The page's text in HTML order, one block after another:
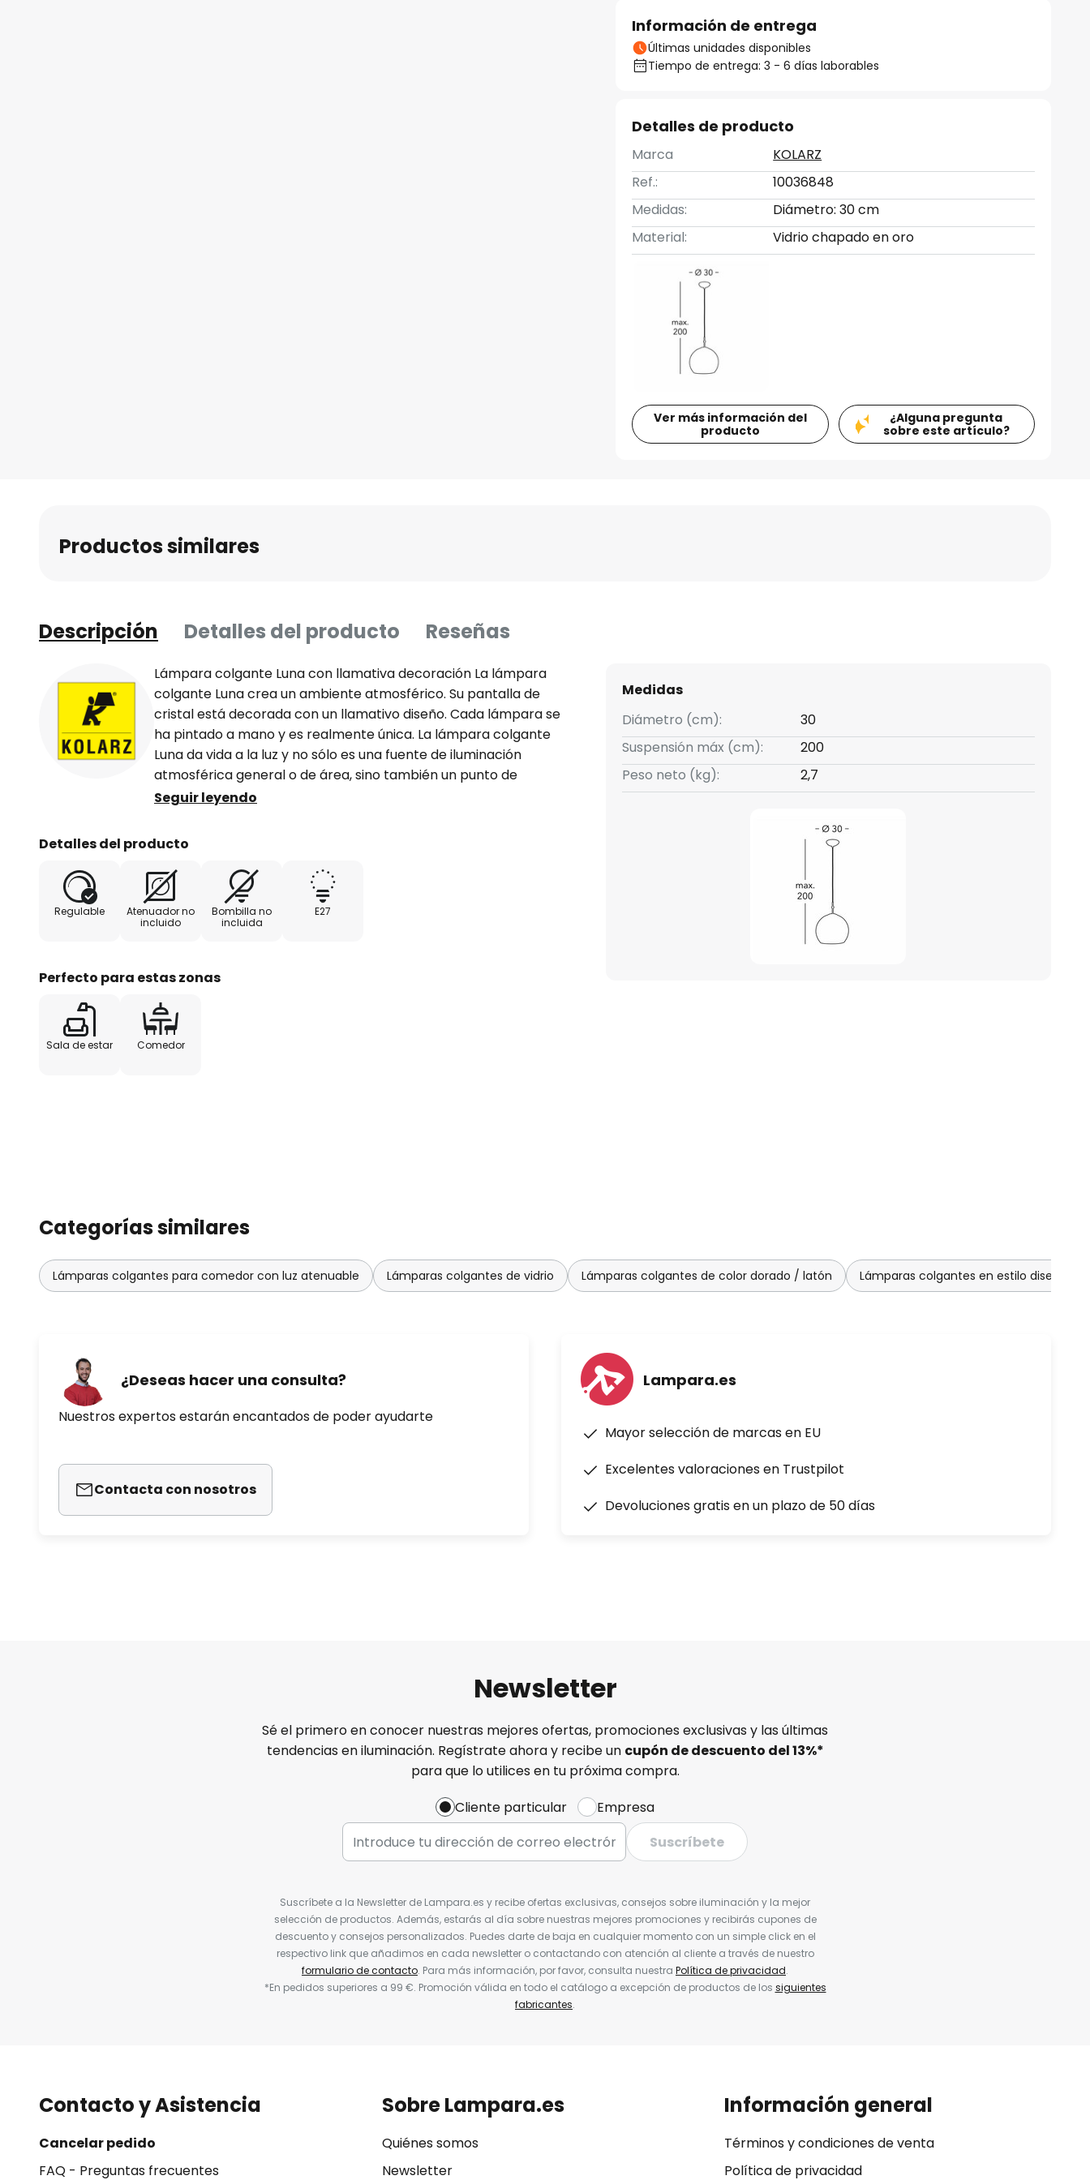
Información de entrega
Últimas unidades disponibles
Tiempo de entrega: 3 - 6 días laborables
Detalles de producto
Marca
KOLARZ
Ref.:
10036848
Medidas:
Diámetro: 30 cm
Material:
Vidrio chapado en oro
Ver más información del
producto
¿Alguna pregunta
sobre este artículo?
Productos similares
Descripción Detalles del producto Reseñas
Lámpara colgante Luna con llamativa decoración La lámpara
colgante Luna crea un ambiente atmosférico. Su pantalla de
cristal está decorada con un llamativo diseño. Cada lámpara se
ha pintado a mano y es realmente única. La lámpara colgante
Luna da vida a la luz y no sólo es una fuente de iluminación
atmosférica general o de área, sino también un punto de
atracción en la habitación - atenuable externamente
Seguir leyendo
Detalles del producto
Regulable
Atenuador no
incluido
Bombilla no
incluida
E27
Perfecto para estas zonas
Sala de estar Comedor
Medidas
Diámetro (cm):
30
Suspensión máx (cm):
200
Peso neto (kg):
2,7
Categorías similares
Lámparas colgantes para comedor con luz atenuable Lámparas colgantes de vidrio Lámparas colgantes de color dorado / latón Lámparas colgantes en estilo diseño
¿Deseas hacer una consulta?
Nuestros expertos estarán encantados de poder ayudarte
Contacta con nosotros
Lampara.es
Mayor selección de marcas en EU
Excelentes valoraciones en Trustpilot
Devoluciones gratis en un plazo de 50 días
Newsletter
Sé el primero en conocer nuestras mejores ofertas, promociones exclusivas y las últimas
tendencias en iluminación. Regístrate ahora y recibe un cupón de descuento del13%*
para que lo utilices en tu próxima compra.
Cliente particular
Empresa
Suscríbete
Suscríbete a la Newsletter de Lampara.es y recibe ofertas exclusivas, consejos sobre iluminación y la mejor
selección de productos. Además, estarás al día sobre nuestras mejores promociones y recibirás cupones de
descuento y consejos personalizados. Puedes darte de baja en cualquier momento con un simple click en el
respectivo link que añadimos en cada newsletter o contactando con atención al cliente a través de nuestro
formulario de contacto. Para más información, por favor, consulta nuestra Política de privacidad.
*En pedidos superiores a 99 €. Promoción válida en todo el catálogo a excepción de productos de los siguientes
fabricantes.
Contacto y Asistencia
Cancelar pedido
FAQ - Preguntas frecuentes
Sobre Lampara.es
Quiénes somos
Newsletter
Información general
Términos y condiciones de venta
Política de privacidad